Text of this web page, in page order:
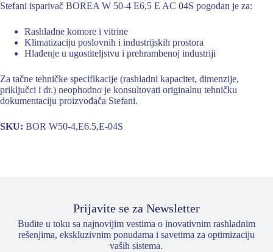
Stefani isparivač BOREA W 50-4 E6,5 E AC 04S pogodan je za:
Rashladne komore i vitrine
Klimatizaciju poslovnih i industrijskih prostora
Hlađenje u ugostiteljstvu i prehrambenoj industriji
Za tačne tehničke specifikacije (rashladni kapacitet, dimenzije,
priključci i dr.) neophodno je konsultovati originalnu tehničku
dokumentaciju proizvođača Stefani.
SKU: BOR W50-4,E6.5,E-04S
Prijavite se za Newsletter
Budite u toku sa najnovijim vestima o inovativnim rashladnim
rešenjima, ekskluzivnim ponudama i savetima za optimizaciju
vaših sistema.